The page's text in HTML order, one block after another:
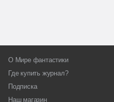
О Мире фантастики
Где купить журнал?
Подписка
Наш магазин